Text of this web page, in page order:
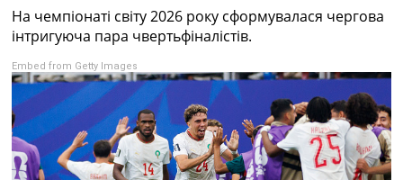
Таблиця АПЛ
Таблиця Ла Ліги
Таблиця Ліги Чемпіонів
Всі таблиці >>>
Рейтинги
Рейтинг країн УЄФА
Рейтинг клубів УЄФА
Рейтинг ФІФА
Телепрограма
На чемпіонаті світу 2026 року сформувалася чергова
інтригуюча пара чвертьфіналістів.
Embed from Getty Images